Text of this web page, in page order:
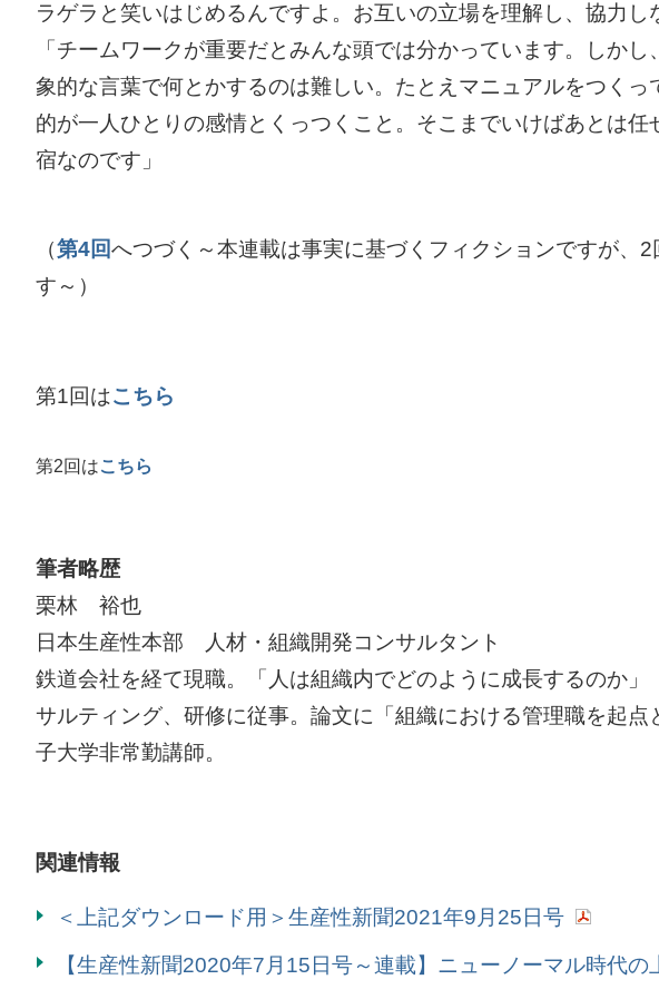
ラゲラと笑いはじめるんですよ。お互いの立場を理解し、協力し
「チームワークが重要だとみんな頭では分かっています。しか
象的な言葉で何とかするのは難しい。たとえマニュアルをつく
的が一人ひとりの感情とくっつくこと。そこまでいけばあとは
宿なのです」
（第4回へつづく～本連載は事実に基づくフィクションですが、
す～）
第1回はこちら
第2回はこちら
筆者略歴
栗林 裕也
日本生産性本部 人材・組織開発コンサルタント
鉄道会社を経て現職。「人は組織内でどのように成長するのか
サルティング、研修に従事。論文に「組織における管理職を起
子大学非常勤講師。
関連情報
＜上記ダウンロード用＞生産性新聞2021年9月25日号
【生産性新聞2020年7月15日号～連載】ニューノーマル時代